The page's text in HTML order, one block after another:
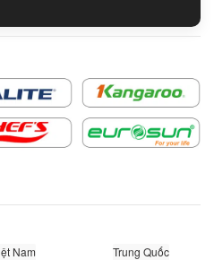
Nam Trung Quốc